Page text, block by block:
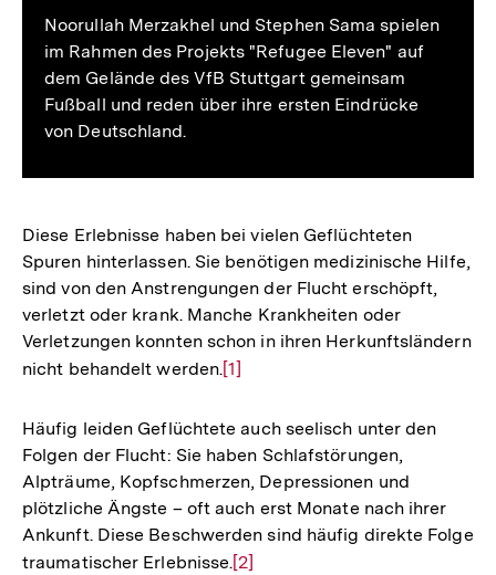
Noorullah Merzakhel und Stephen Sama spielen
im Rahmen des Projekts "Refugee Eleven" auf
dem Gelände des VfB Stuttgart gemeinsam
Fußball und reden über ihre ersten Eindrücke
von Deutschland.
Diese Erlebnisse haben bei vielen Geflüchteten
Spuren hinterlassen. Sie benötigen medizinische Hilfe,
sind von den Anstrengungen der Flucht erschöpft,
verletzt oder krank. Manche Krankheiten oder
Verletzungen konnten schon in ihren Herkunftsländern
nicht behandelt werden.Zur
der
Fußnote
[1]
Häufig leiden Geflüchtete auch seelisch unter den
Folgen der Flucht: Sie haben Schlafstörungen,
Alpträume, Kopfschmerzen, Depressionen und
plötzliche Ängste – oft auch erst Monate nach ihrer
Ankunft. Diese Beschwerden sind häufig direkte Folge
traumatischer Erlebnisse.Zur
[2]